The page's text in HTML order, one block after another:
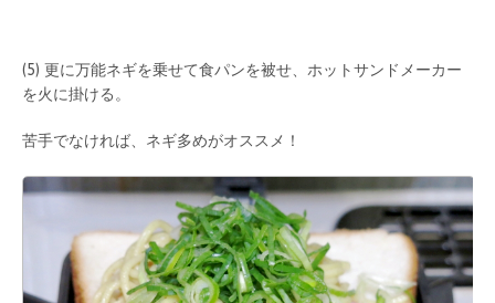
(5) 更に万能ネギを乗せて食パンを被せ、ホットサンドメーカー
を火に掛ける。
苦手でなければ、ネギ多めがオススメ！